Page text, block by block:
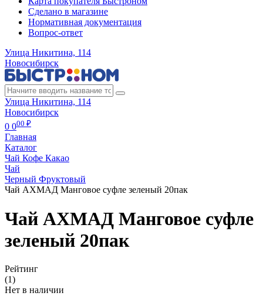
Сделано в магазине
Нормативная документация
Вопрос-ответ
Улица Никитина, 114
Новосибирск
Улица Никитина, 114
Новосибирск
0 000 ₽
Главная
Каталог
Чай Кофе Какао
Чай
Черный Фруктовый
Чай АХМАД Манговое суфле зеленый 20пак
Чай АХМАД Манговое суфле
зеленый 20пак
Рейтинг
(1)
Нет в наличии